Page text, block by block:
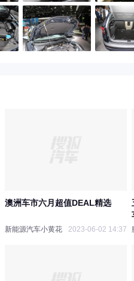
澳洲车市六月超值DEAL精选
新能源汽车小黄花 2023-06-02 14:37